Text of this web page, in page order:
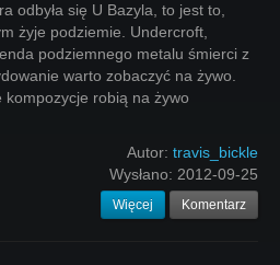
odbyła się U Bazyla, to jest to,
żyje podziemie. Undercroft,
podziemnego metalu śmierci z
warto zobaczyć na żywo.
robią na żywo
Autor: travis_bickle
Wysłano: 2012-09-25
Więcej Komentarz